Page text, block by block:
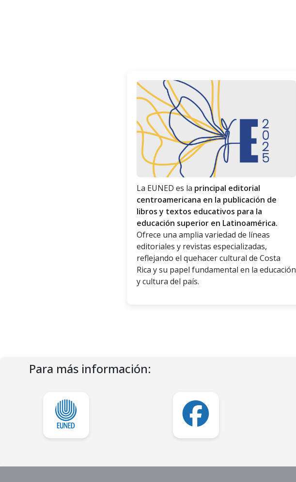
La EUNED es la principal editorial
centroamericana en la publicación de
libros y textos educativos para la
educación superior en Latinoamérica.
Ofrece una amplia variedad de líneas
editoriales y revistas especializadas,
reflejando el quehacer cultural de Costa
Rica y su papel fundamental en la educación
y cultura del país.
Para más información: